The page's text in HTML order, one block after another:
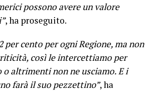
possono avere un valore
, ha proseguito.
per cento per ogni Regione, ma non
così le intercettiamo per
altrimenti non ne usciamo. E i
farà il suo pezzettino”, ha